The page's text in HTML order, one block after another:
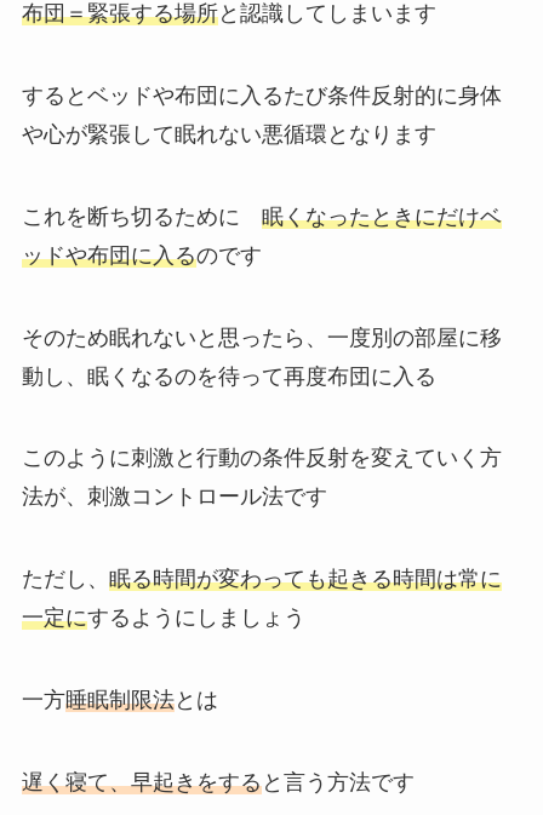
布団＝緊張する場所と認識してしまいます
するとベッドや布団に入るたび条件反射的に身体
や心が緊張して眠れない悪循環となります
これを断ち切るために 眠くなったときにだけベ
ッドや布団に入るのです
そのため眠れないと思ったら、一度別の部屋に移
動し、眠くなるのを待って再度布団に入る
このように刺激と行動の条件反射を変えていく方
法が、刺激コントロール法です
ただし、 眠る時間が変わっても起きる時間は常に
一定にするようにしましょう
一方睡眠制限法とは
遅く寝て、早起きをすると言う方法です